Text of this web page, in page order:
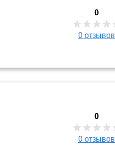
0
0 отзывов
0
0 отзывов